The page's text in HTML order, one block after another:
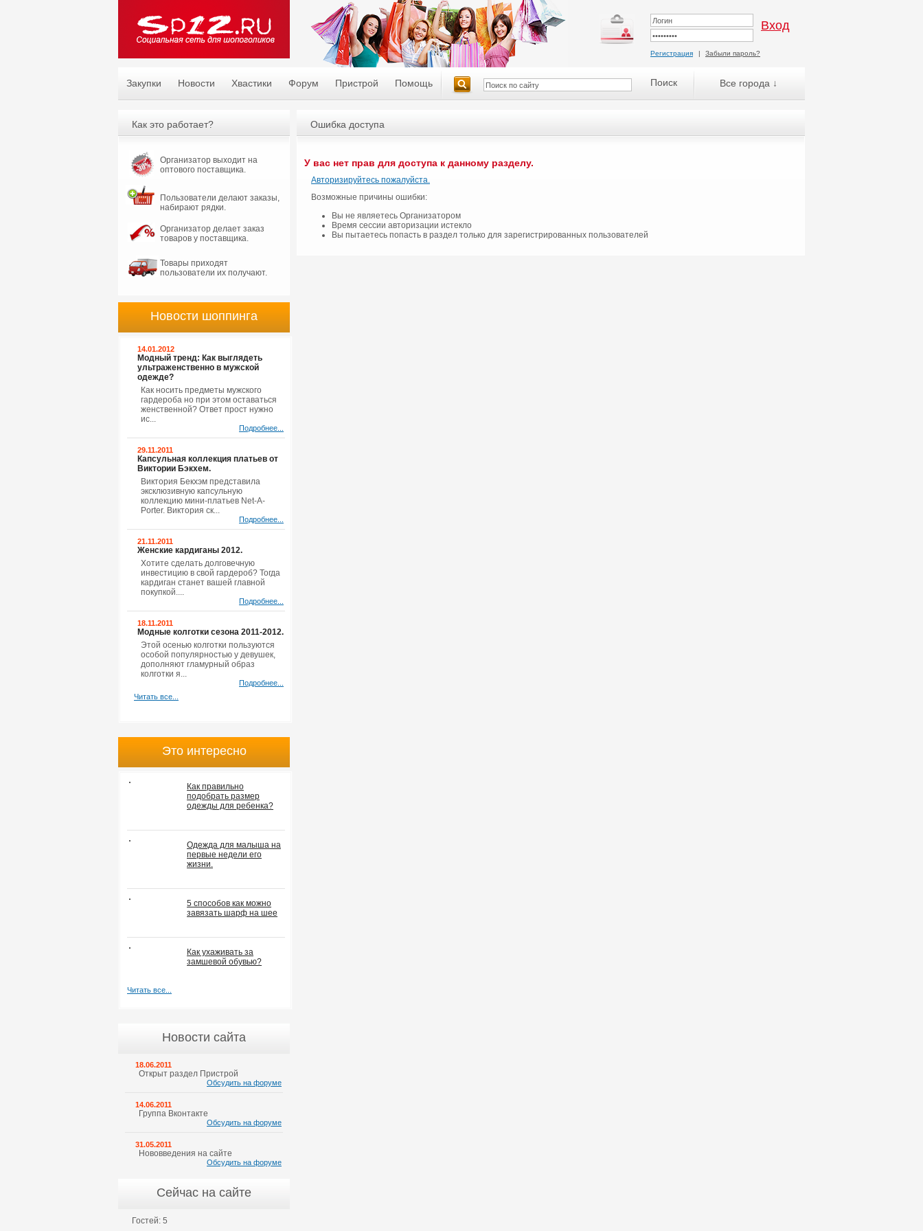
Регистрация | Забыли пароль?
Закупки Новости Хвастики Форум Пристрой Помощь Все города ↓
Ошибка доступа
У вас нет прав для доступа к данному разделу.
Авторизируйтесь пожалуйста.
Возможные причины ошибки:
Вы не являетесь Организатором
Время сессии авторизации истекло
Вы пытаетесь попасть в раздел только для зарегистрированных пользователей
Как это работает?
Организатор выходит на
оптового поставщика.
Пользователи делают заказы,
набирают рядки.
Организатор делает заказ
товаров у поставщика.
Товары приходят
пользователи их получают.
Новости шоппинга
14.01.2012
Модный тренд: Как выглядеть
ультраженственно в мужской
одежде?
Как носить предметы мужского
гардероба но при этом оставаться
женственной? Ответ прост нужно
ис...
Подробнее...
29.11.2011
Капсульная коллекция платьев от
Виктории Бэкхем.
Виктория Бекхэм представила
эксклюзивную капсульную
коллекцию мини-платьев Net-A-
Porter. Виктория ск...
Подробнее...
21.11.2011
Женские кардиганы 2012.
Хотите сделать долговечную
инвестицию в свой гардероб? Тогда
кардиган станет вашей главной
покупкой....
Подробнее...
18.11.2011
Модные колготки сезона 2011-2012.
Этой осенью колготки пользуются
особой популярностью у девушек,
дополняют гламурный образ
колготки я...
Подробнее...
Читать все...
Это интересно
Как правильно
подобрать размер
одежды для ребенка?
Одежда для малыша на
первые недели его
жизни.
5 способов как можно
завязать шарф на шее
Как ухаживать за
замшевой обувью?
Читать все...
Новости сайта
18.06.2011
Открыт раздел Пристрой
Обсудить на форуме
14.06.2011
Группа Вконтакте
Обсудить на форуме
31.05.2011
Нововведения на сайте
Обсудить на форуме
Сейчас на сайте
Гостей: 5